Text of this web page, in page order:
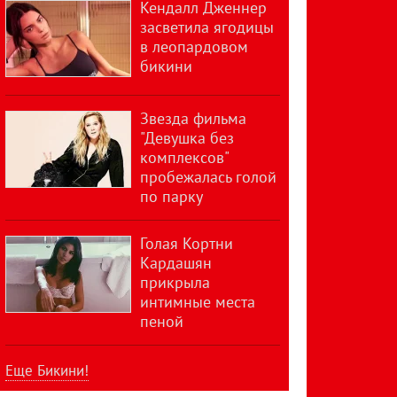
Кендалл Дженнер
засветила ягодицы
в леопардовом
бикини
Звезда фильма
"Девушка без
комплексов"
пробежалась голой
по парку
Голая Кортни
Кардашян
прикрыла
интимные места
пеной
Еще Бикини!